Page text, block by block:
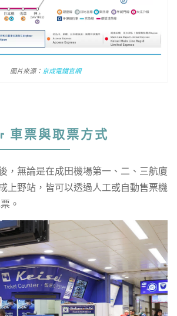
圖片來源： 京成電鐵官網
車票與取票方式
，無論是在成田機場第一、二、三航廈
上野站，皆可以透過人工或自動售票機
。